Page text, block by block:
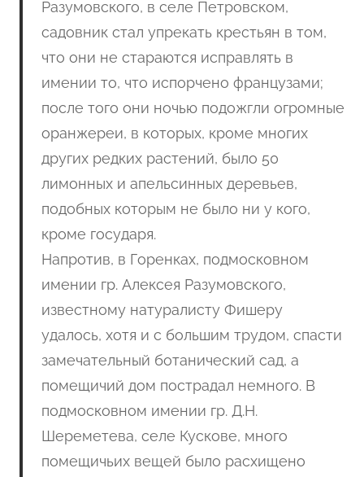
Разумовского, в селе Петровском,
садовник стал упрекать крестьян в том,
что они не стараются исправлять в
имении то, что испорчено французами;
после того они ночью подожгли огромные
оранжереи, в которых, кроме многих
других редких растений, было 50
лимонных и апельсинных деревьев,
подобных которым не было ни у кого,
кроме государя.
Напротив, в Горенках, подмосковном
имении гр. Алексея Разумовского,
известному натуралисту Фишеру
удалось, хотя и с большим трудом, спасти
замечательный ботанический сад, а
помещичий дом пострадал немного. В
подмосковном имении гр. Д.Н.
Шереметева, селе Кускове, много
помещичьих вещей было расхищено